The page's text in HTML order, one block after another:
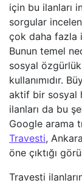
için bu ilanları
sorgular
çok daha fazla
Bunun temel
sosyal
kullanımıdır.
aktif bir sosyal
ilanları da bu
Google arama
Travesti,
öne çıktığı
Travesti